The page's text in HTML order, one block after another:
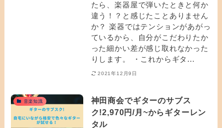
たら、楽器屋で弾いたときと何か
違う！？と感じたことありません
か？ 楽器ではテンションがあがっ
ているから、自分がこだわりたか
った細かい差が感じ取れなかった
りします。 ・これからギタ...
2021年12月9日
音楽知識
神田商会でギターのサブス
ク!2,970円/月~からギターレン
タル